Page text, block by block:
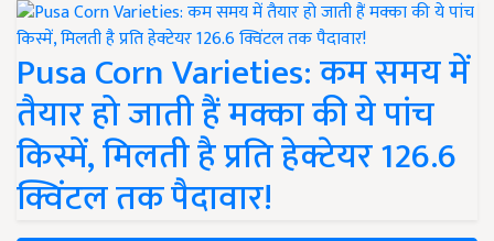
Pusa Corn Varieties: कम समय में
तैयार हो जाती हैं मक्का की ये पांच
किस्में, मिलती है प्रति हेक्टेयर 126.6
क्विंटल तक पैदावार!